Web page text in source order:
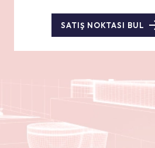
SATIŞ NOKTASI BUL